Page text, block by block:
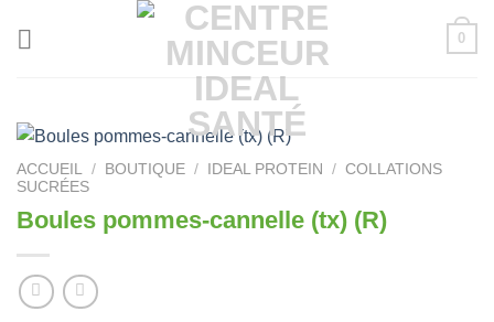
0
ACCUEIL / BOUTIQUE / IDEAL PROTEIN / COLLATIONS
SUCRÉES
Boules pommes-cannelle (tx) (R)